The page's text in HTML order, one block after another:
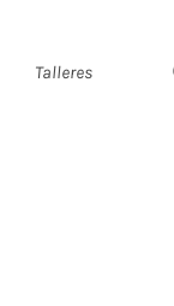
Talleres